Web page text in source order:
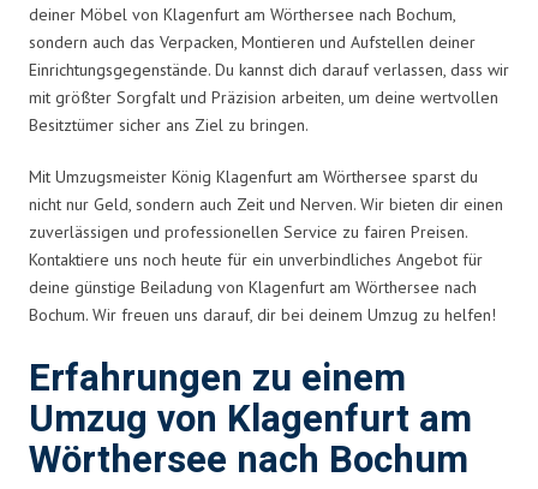
deiner Möbel von Klagenfurt am Wörthersee nach Bochum,
sondern auch das Verpacken, Montieren und Aufstellen deiner
Einrichtungsgegenstände. Du kannst dich darauf verlassen, dass wir
mit größter Sorgfalt und Präzision arbeiten, um deine wertvollen
Besitztümer sicher ans Ziel zu bringen.
Mit Umzugsmeister König Klagenfurt am Wörthersee sparst du
nicht nur Geld, sondern auch Zeit und Nerven. Wir bieten dir einen
zuverlässigen und professionellen Service zu fairen Preisen.
Kontaktiere uns noch heute für ein unverbindliches Angebot für
deine günstige Beiladung von Klagenfurt am Wörthersee nach
Bochum. Wir freuen uns darauf, dir bei deinem Umzug zu helfen!
Erfahrungen zu einem
Umzug von Klagenfurt am
Wörthersee nach Bochum